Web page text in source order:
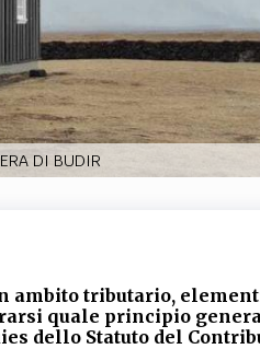
DI BUDIR
ambito tributario,
quale principio
dello Statuto del